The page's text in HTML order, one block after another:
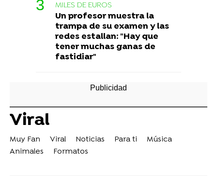
MILES DE EUROS
Un profesor muestra la
trampa de su examen y las
redes estallan: "Hay que
tener muchas ganas de
fastidiar"
Viral
Muy Fan Viral Noticias Para ti
Música
Animales
Formatos